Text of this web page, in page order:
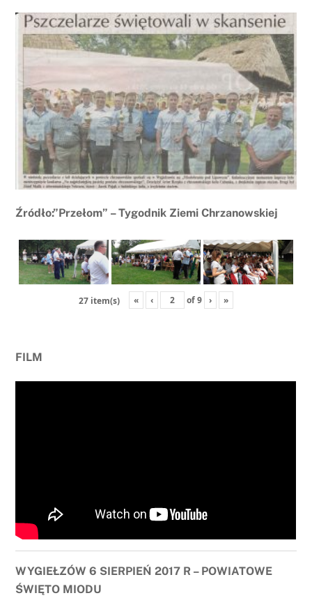
Źródło:”Przełom” – Tygodnik Ziemi Chrzanowskiej
27 item(s) « ‹ of9 › »
FILM
WYGIEŁZÓW 6 SIERPIEŃ 2017 R – POWIATOWE
ŚWIĘTO MIODU